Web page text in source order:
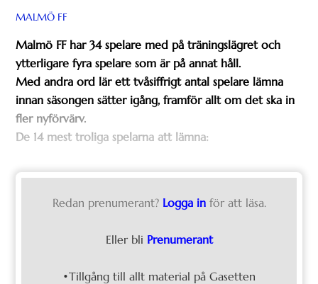
MALMÖ FF
Malmö FF har 34 spelare med på träningslägret och
ytterligare fyra spelare som är på annat håll.
Med andra ord lär ett tvåsiffrigt antal spelare lämna
innan säsongen sätter igång, framför allt om det ska in
fler nyförvärv.
De 14 mest troliga spelarna att lämna:
Redan prenumerant? Logga in för att läsa.
Eller bli Prenumerant
•Tillgång till allt material på Gasetten